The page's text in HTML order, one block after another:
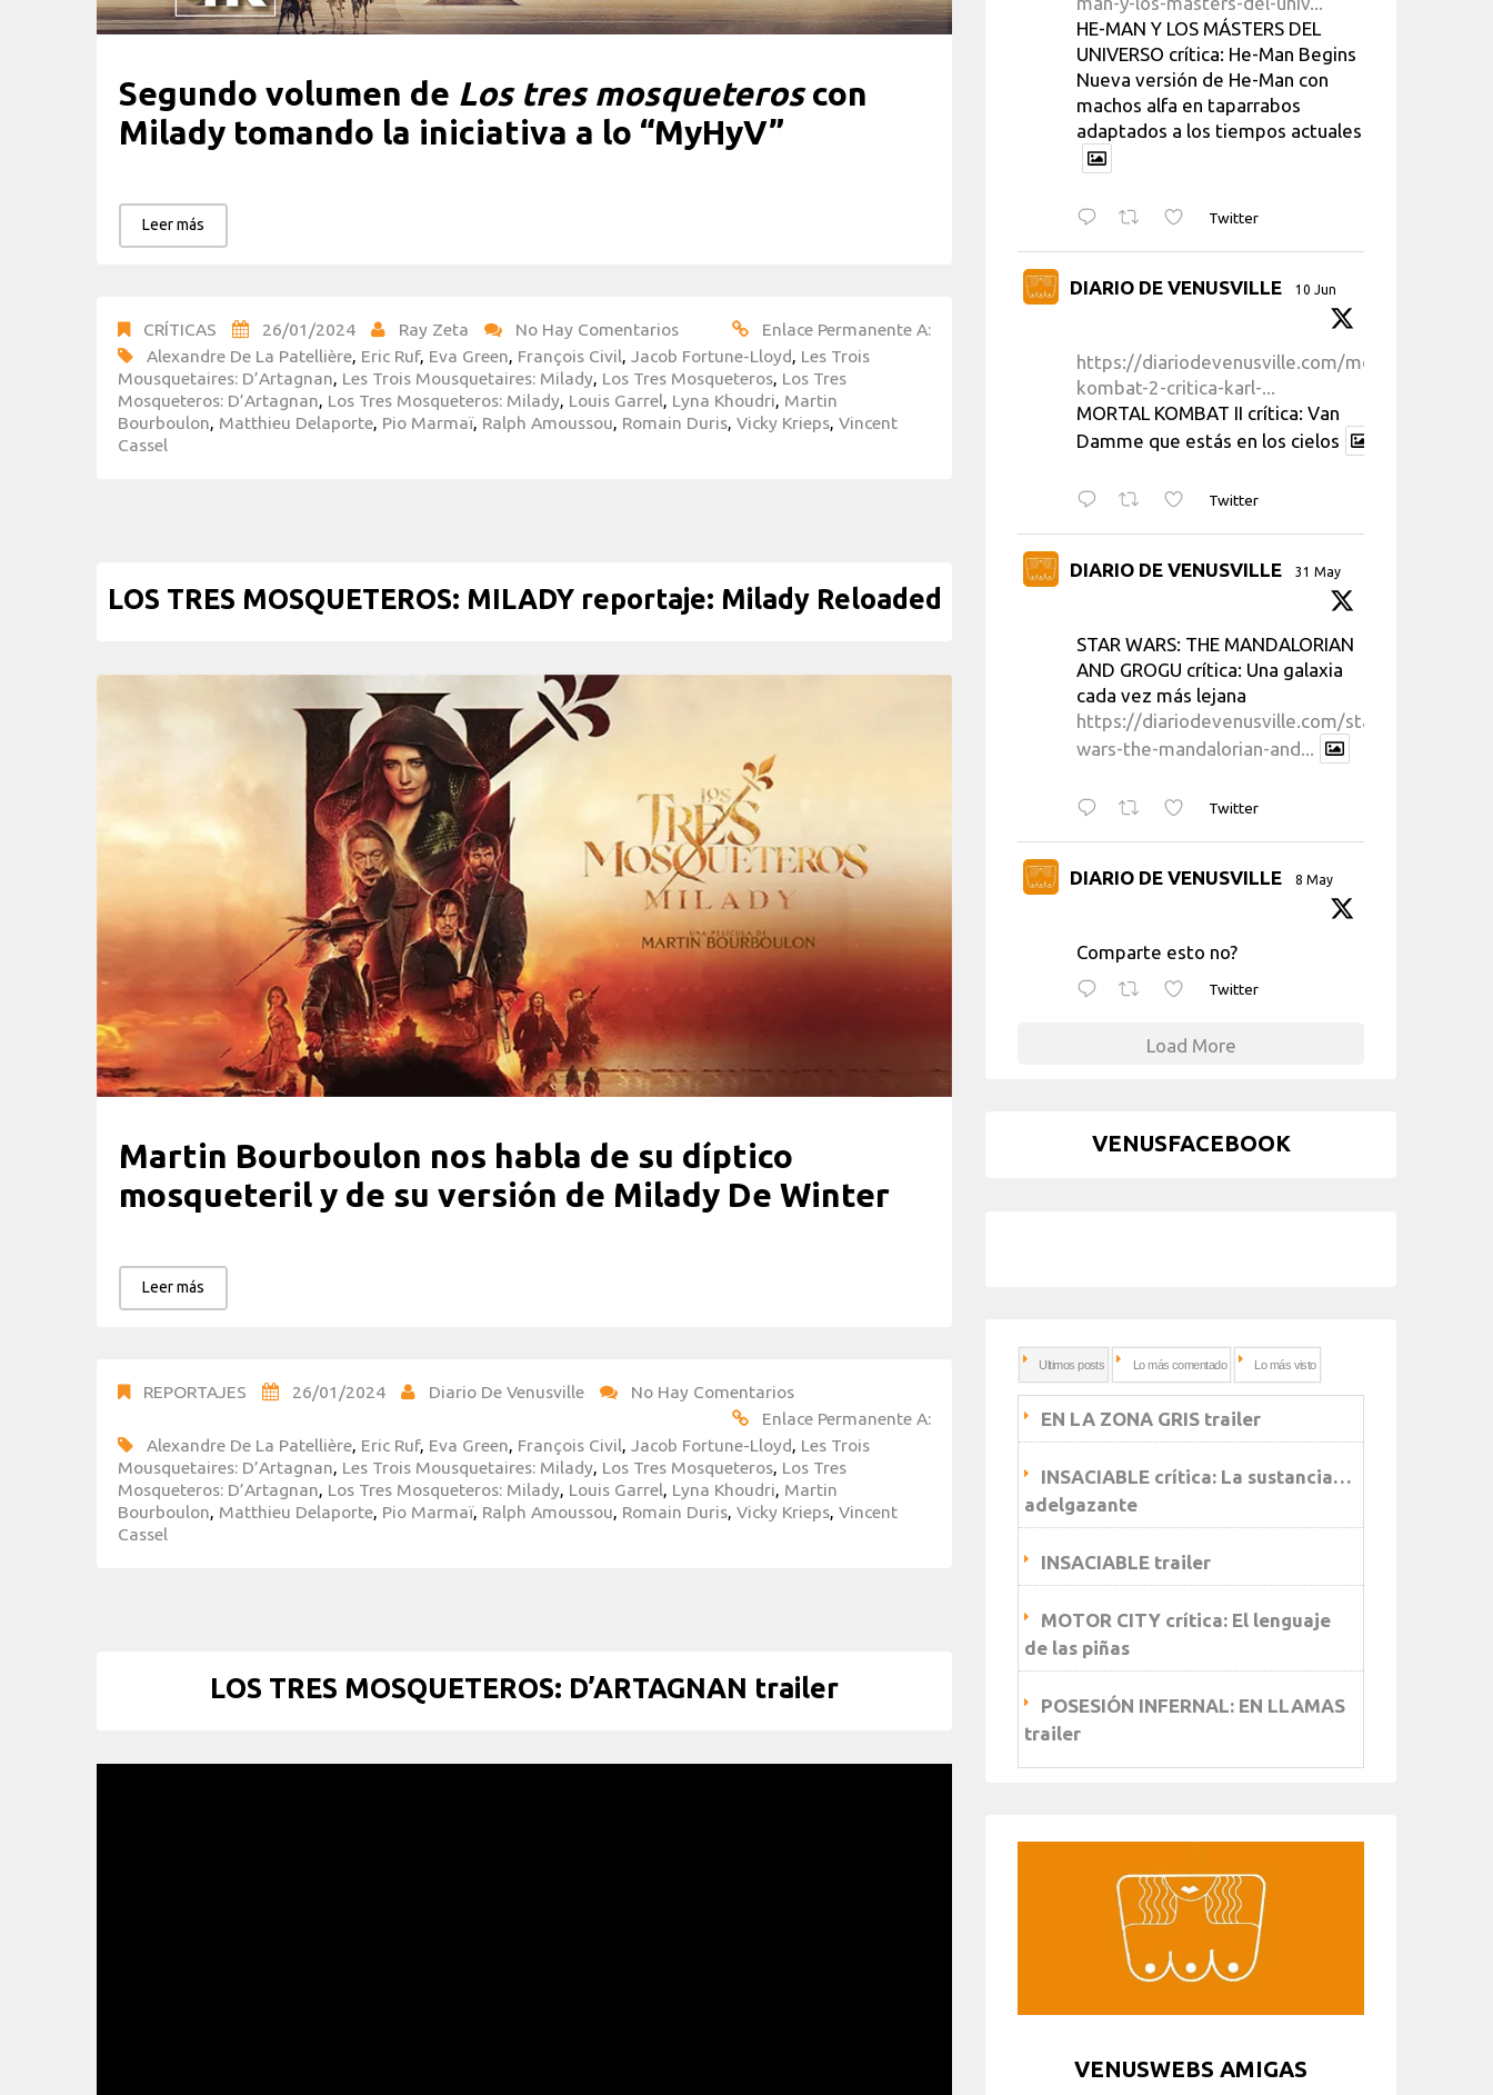
Segundo volumen de Los tres mosqueteroscon
Milady tomando la iniciativa a lo “MyHyV”
Leer más
CRÍTICAS 26/01/2024 Ray Zeta No Hay Comentarios
Enlace Permanente A:
Alexandre De La Patellière, Eric Ruf, Eva Green, François Civil, Jacob Fortune-Lloyd, Les Trois
Mousquetaires: D’Artagnan, Les Trois Mousquetaires: Milady, Los Tres Mosqueteros, Los Tres
Mosqueteros: D’Artagnan, Los Tres Mosqueteros: Milady, Louis Garrel, Lyna Khoudri, Martin
Bourboulon, Matthieu Delaporte, Pio Marmaï, Ralph Amoussou, Romain Duris, Vicky Krieps, Vincent
Cassel
LOS TRES MOSQUETEROS: MILADY reportaje: Milady Reloaded
Martin Bourboulon nos habla de su díptico
mosqueteril y de su versión de Milady De Winter
Leer más
REPORTAJES 26/01/2024 Diario De Venusville
No Hay Comentarios
Enlace Permanente A:
Alexandre De La Patellière Eric Ruf, Eva Green François Civil Jacob Fortune-Lloyd Les Trois
Mousquetaires: D’Artagnan Les Trois Mousquetaires: Milady Los Tres Mosqueteros Los Tres
Mosqueteros: D’Artagnan Los Tres Mosqueteros: Milady Louis Garrel Lyna Khoudri Martin
Bourboulon Matthieu Delaporte Pio Marmaï, Ralph Amoussou Romain Duris Vicky Krieps Vincent
Cassel
LOS TRES MOSQUETEROS: D’ARTAGNAN trailer
HE-MAN Y LOS MÁSTERS DEL
UNIVERSO crítica: He-Man Begins
Nueva versión de He-Man con
machos alfa en taparrabos
adaptados a los tiempos actuales
Twitter
DIARIO DE VENUSVILLE 10 Jun
https://diariodevenusville.com/mortal-
kombat-2-critica-karl-...
MORTAL KOMBAT II crítica: Van
Damme que estás en los cielos
Twitter
DIARIO DE VENUSVILLE 31 May
STAR WARS: THE MANDALORIAN
AND GROGU crítica: Una galaxia
cada vez más lejana
https://diariodevenusville.com/star-
wars-the-mandalorian-and...
Twitter
DIARIO DE VENUSVILLE 8 May
Comparte esto no?
Twitter
Load More
VENUSFACEBOOK
Ultimos posts Lo más comentado Lo más visto
EN LA ZONA GRIS trailer
INSACIABLE crítica: La sustancia…
adelgazante
INSACIABLE trailer
MOTOR CITY crítica: El lenguaje
de las piñas
POSESIÓN INFERNAL: EN LLAMAS
trailer
VENUSWEBS AMIGAS